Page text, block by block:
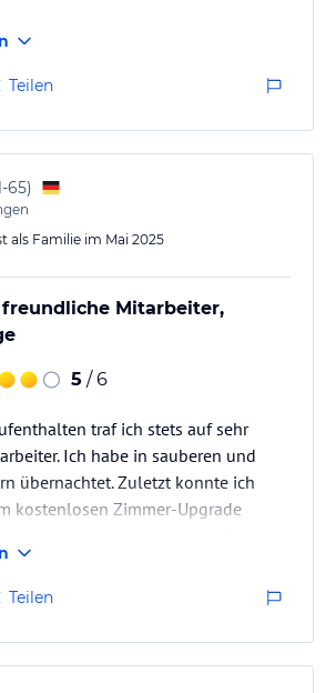
Teilen
65)
als Familie im Mai 2025
freundliche Mitarbeiter,
5 / 6
traf ich stets auf sehr
Ich habe in sauberen und
übernachtet. Zuletzt konnte ich
kostenlosen Zimmer-Upgrade
über einen fähigen und
Teilen